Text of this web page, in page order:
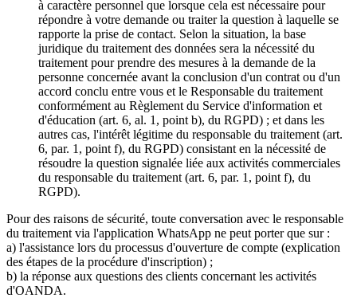
à caractère personnel que lorsque cela est nécessaire pour
répondre à votre demande ou traiter la question à laquelle se
rapporte la prise de contact. Selon la situation, la base
juridique du traitement des données sera la nécessité du
traitement pour prendre des mesures à la demande de la
personne concernée avant la conclusion d'un contrat ou d'un
accord conclu entre vous et le Responsable du traitement
conformément au Règlement du Service d'information et
d'éducation (art. 6, al. 1, point b), du RGPD) ; et dans les
autres cas, l'intérêt légitime du responsable du traitement (art.
6, par. 1, point f), du RGPD) consistant en la nécessité de
résoudre la question signalée liée aux activités commerciales
du responsable du traitement (art. 6, par. 1, point f), du
RGPD).
Pour des raisons de sécurité, toute conversation avec le responsable
du traitement via l'application WhatsApp ne peut porter que sur :
a) l'assistance lors du processus d'ouverture de compte (explication
des étapes de la procédure d'inscription) ;
b) la réponse aux questions des clients concernant les activités
d'OANDA.